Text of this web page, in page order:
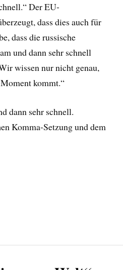
Der EU-
dass dies auch für
dass die russische
und dann sehr schnell
wissen nur nicht genau,
kommt.“
dann sehr schnell.
Komma-Setzung und dem